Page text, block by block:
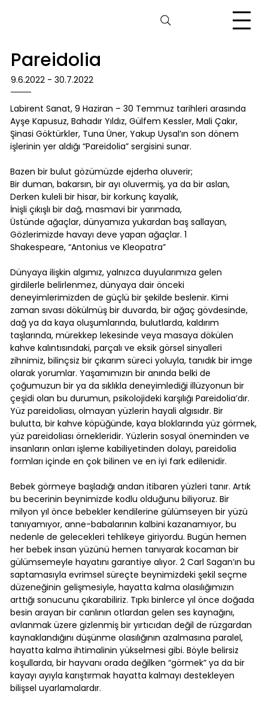
Pareidolia
9.6.2022 - 30.7.2022
Labirent Sanat, 9 Haziran – 30 Temmuz tarihleri arasında
Ayşe Kapusuz, Bahadır Yıldız, Gülfem Kessler, Mali Çakır,
Şinasi Göktürkler, Tuna Üner, Yakup Uysal’ın son dönem
işlerinin yer aldığı “Pareidolia” sergisini sunar.
Bazen bir bulut gözümüzde ejderha oluverir;
Bir duman, bakarsın, bir ayı oluvermiş, ya da bir aslan,
Derken kuleli bir hisar, bir korkunç kayalık,
İnişli çıkışlı bir dağ, masmavi bir yarımada,
Üstünde ağaçlar, dünyamıza yukardan baş sallayan,
Gözlerimizde havayı deve yapan ağaçlar. 1
Shakespeare, “Antonius ve Kleopatra”
Dünyaya ilişkin algımız, yalnızca duyularımıza gelen
girdilerle belirlenmez, dünyaya dair önceki
deneyimlerimizden de güçlü bir şekilde beslenir. Kimi
zaman sıvası dökülmüş bir duvarda, bir ağaç gövdesinde,
dağ ya da kaya oluşumlarında, bulutlarda, kaldırım
taşlarında, mürekkep lekesinde veya masaya dökülen
kahve kalıntısındaki, parçalı ve eksik görsel sinyalleri
zihnimiz, bilinçsiz bir çıkarım süreci yoluyla, tanıdık bir imge
olarak yorumlar. Yaşamımızın bir anında belki de
çoğumuzun bir ya da sıklıkla deneyimlediği illüzyonun bir
çeşidi olan bu durumun, psikolojideki karşılığı Pareidolia’dır.
Yüz pareidoliası, olmayan yüzlerin hayali algısıdır. Bir
bulutta, bir kahve köpüğünde, kaya bloklarında yüz görmek,
yüz pareidoliası örnekleridir. Yüzlerin sosyal öneminden ve
insanların onları işleme kabiliyetinden dolayı, pareidolia
formları içinde en çok bilinen ve en iyi fark edilenidir.
Bebek görmeye başladığı andan itibaren yüzleri tanır. Artık
bu becerinin beynimizde kodlu olduğunu biliyoruz. Bir
milyon yıl önce bebekler kendilerine gülümseyen bir yüzü
tanıyamıyor, anne-babalarının kalbini kazanamıyor, bu
nedenle de gelecekleri tehlikeye giriyordu. Bugün hemen
her bebek insan yüzünü hemen tanıyarak kocaman bir
gülümsemeyle hayatını garantiye alıyor. 2 Carl Sagan’ın bu
saptamasıyla evrimsel süreçte beynimizdeki şekil seçme
düzeneğinin gelişmesiyle, hayatta kalma olasılığımızın
arttığı sonucunu çıkarabiliriz. Tıpkı binlerce yıl önce doğada
besin arayan bir canlının otlardan gelen ses kaynağını,
avlanmak üzere gizlenmiş bir yırtıcıdan değil de rüzgardan
kaynaklandığını düşünme olasılığının azalmasına paralel,
hayatta kalma ihtimalinin yükselmesi gibi. Böyle belirsiz
koşullarda, bir hayvanı orada değilken “görmek” ya da bir
kayayı ayıyla karıştırmak hayatta kalmayı destekleyen
bilişsel uyarlamalardır.